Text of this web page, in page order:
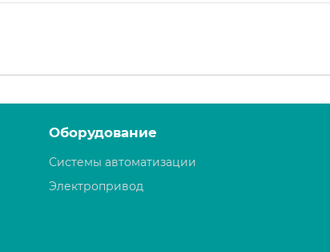
Оборудование
Системы автоматизации
Электропривод